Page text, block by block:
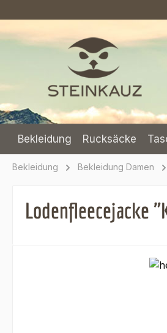
Bekleidung Rucksäcke
Bekleidung Bekleidung Damen
Lodenfleecejacke